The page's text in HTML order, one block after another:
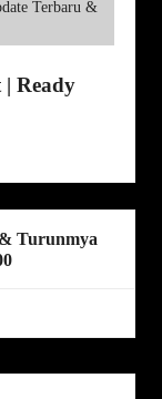
Ready
Turunmya